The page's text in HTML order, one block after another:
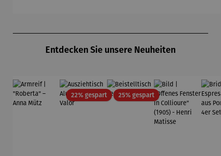
Entdecken Sie unsere Neuheiten
22% gespartRabatt25% gespartRabatt